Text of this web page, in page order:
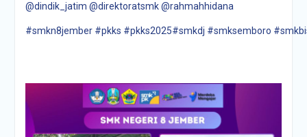
@dindik_jatim @direktoratsmk @rahmahhidana
#smkn8jember #pkks #pkks2025#smkdj #smksemboro